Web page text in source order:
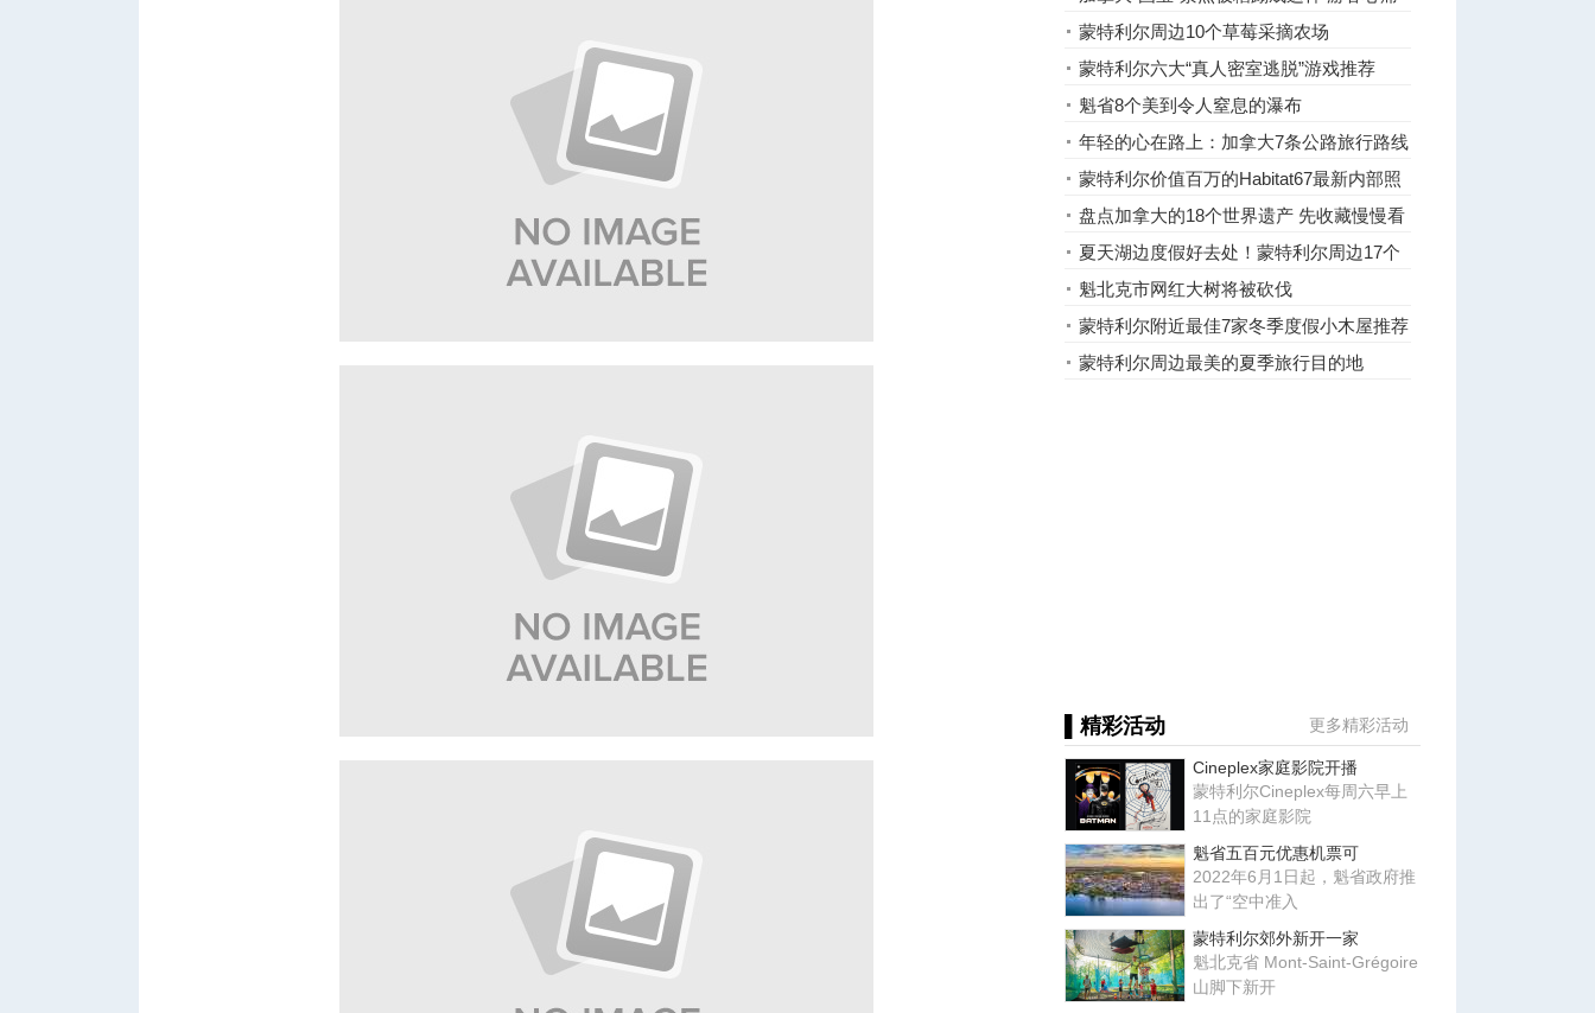
清理1小时
蒙特利尔周边10个草莓采摘农场
蒙特利尔六大“真人密室逃脱”游戏推荐
魁省8个美到令人窒息的瀑布
年轻的心在路上：加拿大7条公路旅行路线
蒙特利尔价值百万的Habitat67最新内部照
片
盘点加拿大的18个世界遗产 先收藏慢慢看
夏天湖边度假好去处！蒙特利尔周边17个
度假小木屋推荐
魁北克市网红大树将被砍伐
蒙特利尔附近最佳7家冬季度假小木屋推荐
蒙特利尔周边最美的夏季旅行目的地
▌精彩活动 更多精彩活动
Cineplex家庭影院开播
蒙特利尔Cineplex每周六早上
11点的家庭影院
魁省五百元优惠机票可
2022年6月1日起，魁省政府推
出了“空中准入
蒙特利尔郊外新开一家
魁北克省 Mont-Saint-Grégoire
山脚下新开